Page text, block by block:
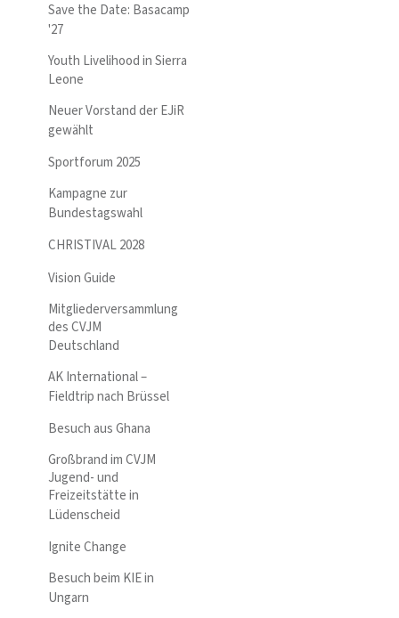
Save the Date: Basacamp
'27
Youth Livelihood in Sierra
Leone
Neuer Vorstand der EJiR
gewählt
Sportforum 2025
Kampagne zur
Bundestagswahl
CHRISTIVAL 2028
Vision Guide
Mitgliederversammlung
des CVJM
Deutschland
AK International –
Fieldtrip nach Brüssel
Besuch aus Ghana
Großbrand im CVJM
Jugend- und
Freizeitstätte in
Lüdenscheid
Ignite Change
Besuch beim KIE in
Ungarn